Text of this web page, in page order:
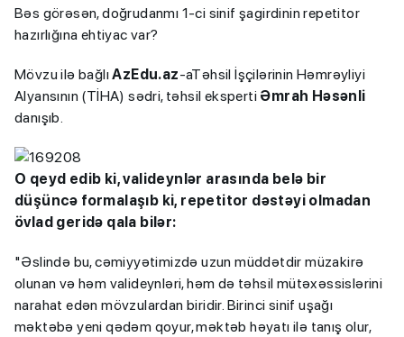
Bəs görəsən, doğrudanmı 1-ci sinif şagirdinin repetitor
hazırlığına ehtiyac var?
Mövzu ilə bağlıAzEdu.az-aTəhsil İşçilərinin Həmrəyliyi
Alyansının (TİHA) sədri, təhsil eksperti Əmrah Həsənli
danışıb.
O qeyd edib ki, valideynlər arasında belə bir
düşüncə formalaşıb ki, repetitor dəstəyi olmadan
övlad geridə qala bilər:
"Əslində bu, cəmiyyətimizdə uzun müddətdir müzakirə
olunan və həm valideynləri, həm də təhsil mütəxəssislərini
narahat edən mövzulardan biridir. Birinci sinif uşağı
məktəbə yeni qədəm qoyur, məktəb həyatı ilə tanış olur,